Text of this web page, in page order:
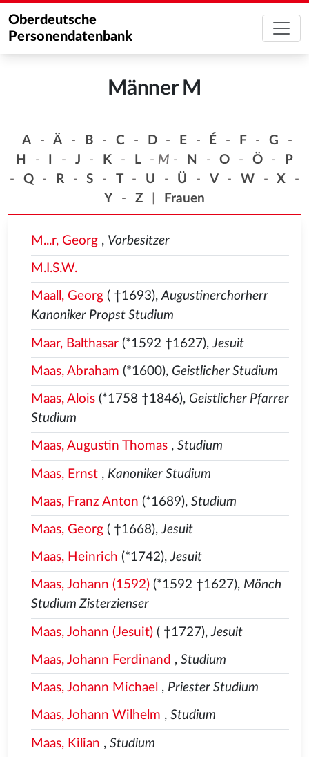
Oberdeutsche
Personendatenbank
Männer M
A - Ä - B - C - D - E - É - F - G
-
H
- - J - K - L - M - N - O - Ö -
P
-
Q - R - S - T - U - Ü - V - W - X
-
Y
- Z Frauen
M...r, Georg, Vorbesitzer
M.I.S.W.
Maall, Georg( †1693),Augustinerchorherr
Kanoniker Propst Studium
Maar, Balthasar(*1592 †1627), Jesuit
Maas, Abraham (*1600), Geistlicher Studium
Maas, Alois(*1758 †1846), Geistlicher Pfarrer
Studium
Maas, Augustin Thomas, Studium
Maas, Ernst, Kanoniker Studium
Maas, Franz Anton (*1689), Studium
Maas, Georg( †1668),Jesuit
Maas, Heinrich (*1742),Jesuit
Maas, Johann (1592)(*1592 †1627), Mönch
Studium Zisterzienser
Maas, Johann (Jesuit)( †1727), Jesuit
Maas, Johann Ferdinand , Studium
Maas, Johann Michael , Priester Studium
Maas, Johann Wilhelm , Studium
Maas, Kilian , Studium